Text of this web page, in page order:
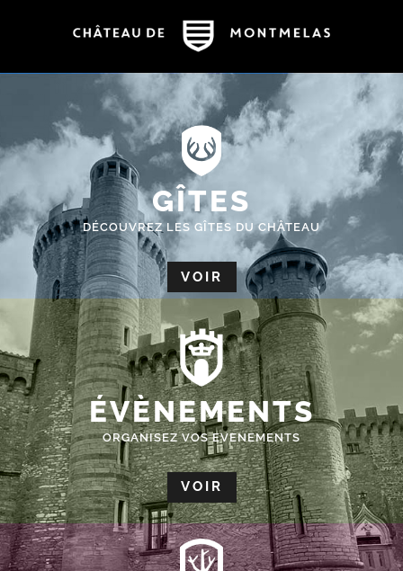
GÎTES
DÉCOUVREZ LES GÎTES DU CHÂTEAU
VOIR
ÉVÈNEMENTS
ORGANISEZ VOS EVENEMENTS
VOIR